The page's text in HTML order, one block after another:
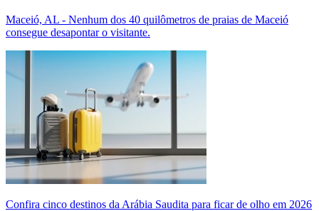
Maceió, AL - Nenhum dos 40 quilômetros de praias de Maceió
consegue desapontar o visitante.
Confira cinco destinos da Arábia Saudita para ficar de olho em 2026